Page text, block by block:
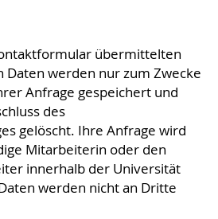
übermittelten
Daten werden nur zum Zwecke
Anfrage gespeichert und
des
gelöscht. Ihre Anfrage wird
Mitarbeiterin oder den
innerhalb der Universität
werden nicht an Dritte